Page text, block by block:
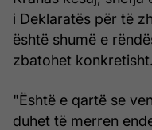
i Deklaratës për të
është shumë e
zbatohet konkretisht.
"Është e qartë se
duhet të merren